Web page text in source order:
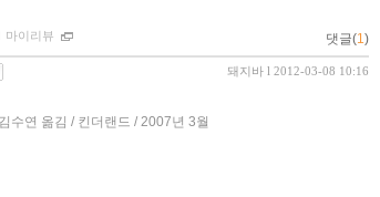
마이리뷰 댓글(1)
돼지바 l 2012-03-08 10:16
수연 옮김 / 킨더랜드 / 2007년 3월